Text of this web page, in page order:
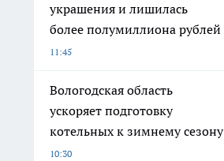
украшения и лишилась
более полумиллиона рублей
11:45
Вологодская область
ускоряет подготовку
котельных к зимнему сезону
10:30